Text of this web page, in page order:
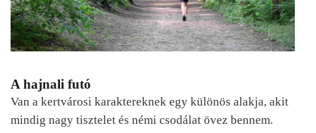
A hajnali futó
Van a kertvárosi karaktereknek egy különös alakja, akit
mindig nagy tisztelet és némi csodálat övez bennem.